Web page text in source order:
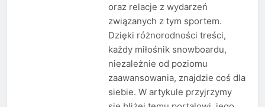
oraz relacje z wydarzeń
związanych z tym sportem.
Dzięki różnorodności treści,
każdy miłośnik snowboardu,
niezależnie od poziomu
zaawansowania, znajdzie coś dla
siebie. W artykule przyjrzymy